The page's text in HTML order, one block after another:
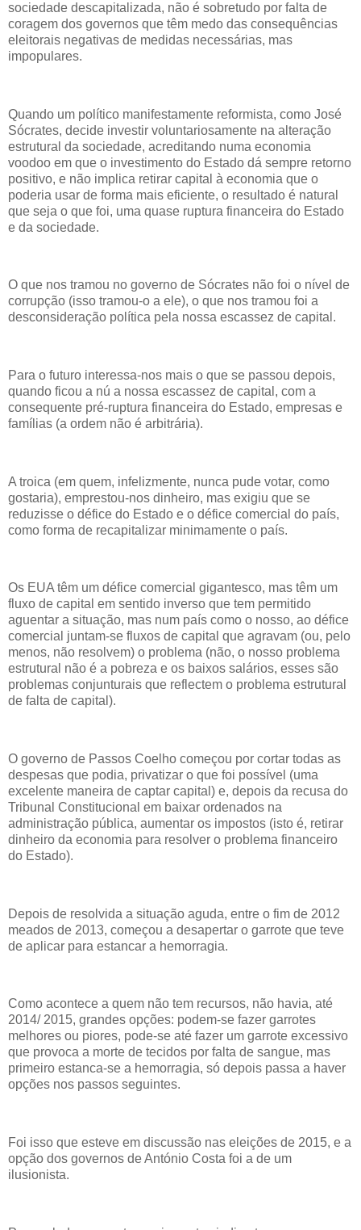
sociedade descapitalizada, não é sobretudo por falta de
coragem dos governos que têm medo das consequências
eleitorais negativas de medidas necessárias, mas
impopulares.
Quando um político manifestamente reformista, como José
Sócrates, decide investir voluntariosamente na alteração
estrutural da sociedade, acreditando numa economia
voodoo em que o investimento do Estado dá sempre retorno
positivo, e não implica retirar capital à economia que o
poderia usar de forma mais eficiente, o resultado é natural
que seja o que foi, uma quase ruptura financeira do Estado
e da sociedade.
O que nos tramou no governo de Sócrates não foi o nível de
corrupção (isso tramou-o a ele), o que nos tramou foi a
desconsideração política pela nossa escassez de capital.
Para o futuro interessa-nos mais o que se passou depois,
quando ficou a nú a nossa escassez de capital, com a
consequente pré-ruptura financeira do Estado, empresas e
famílias (a ordem não é arbitrária).
A troica (em quem, infelizmente, nunca pude votar, como
gostaria), emprestou-nos dinheiro, mas exigiu que se
reduzisse o défice do Estado e o défice comercial do país,
como forma de recapitalizar minimamente o país.
Os EUA têm um défice comercial gigantesco, mas têm um
fluxo de capital em sentido inverso que tem permitido
aguentar a situação, mas num país como o nosso, ao défice
comercial juntam-se fluxos de capital que agravam (ou, pelo
menos, não resolvem) o problema (não, o nosso problema
estrutural não é a pobreza e os baixos salários, esses são
problemas conjunturais que reflectem o problema estrutural
de falta de capital).
O governo de Passos Coelho começou por cortar todas as
despesas que podia, privatizar o que foi possível (uma
excelente maneira de captar capital) e, depois da recusa do
Tribunal Constitucional em baixar ordenados na
administração pública, aumentar os impostos (isto é, retirar
dinheiro da economia para resolver o problema financeiro
do Estado).
Depois de resolvida a situação aguda, entre o fim de 2012
meados de 2013, começou a desapertar o garrote que teve
de aplicar para estancar a hemorragia.
Como acontece a quem não tem recursos, não havia, até
2014/ 2015, grandes opções: podem-se fazer garrotes
melhores ou piores, pode-se até fazer um garrote excessivo
que provoca a morte de tecidos por falta de sangue, mas
primeiro estanca-se a hemorragia, só depois passa a haver
opções nos passos seguintes.
Foi isso que esteve em discussão nas eleições de 2015, e a
opção dos governos de António Costa foi a de um
ilusionista.